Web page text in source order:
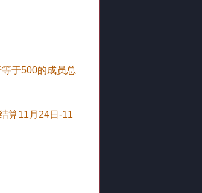
于500的成员总
算11月24日-11